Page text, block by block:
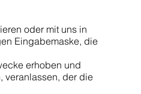
oder mit uns in
Eingabemaske, die
erhoben und
veranlassen, der die